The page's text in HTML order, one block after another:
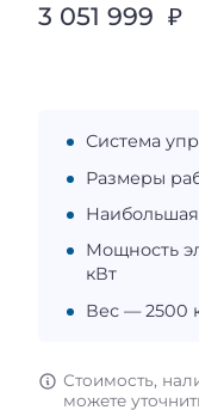
3 051 999 ₽
Система
Размеры
Наибольшая
Мощность
кВт
Вес — 2500
Стоимость,
можете